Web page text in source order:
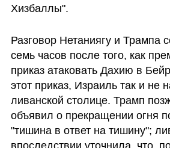
Хизбаллы".
Разговор Нетаниягу и Трампа
семь часов после того, как
приказ атаковать Дахию в
этот приказ, Израиль так и не
ливанской столице. Трамп
объявил о прекращении огня
"тишина в ответ на тишину";